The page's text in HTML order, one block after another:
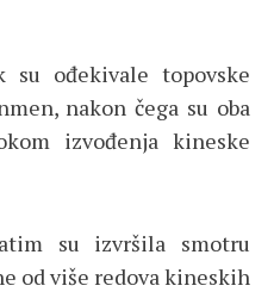
su ođekivale topovske
nakon čega su oba
izvođenja kineske
su izvršila smotru
od više redova kineskih